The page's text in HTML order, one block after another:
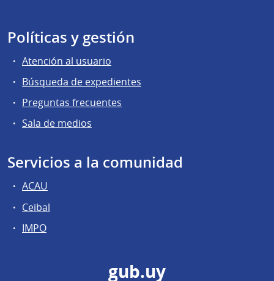
Políticas y gestión
Atención al usuario
Búsqueda de expedientes
Preguntas frecuentes
Sala de medios
Servicios a la comunidad
ACAU
Ceibal
IMPO
gub.uy